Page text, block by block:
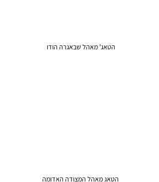
הטאג' מאהל שבאגרה הודו
הטאג מאהל המצודה האדומה